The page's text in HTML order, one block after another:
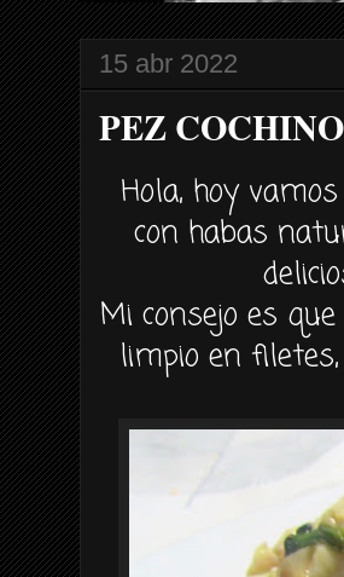
15 abr 2022
PEZ
Hola, hoy
con habas
Mi consejo es
limpio en